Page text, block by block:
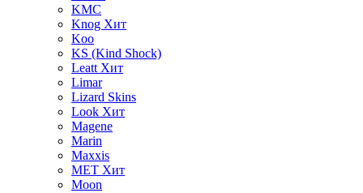
KMC
Knog Хит
Koo
KS (Kind Shock)
Leatt Хит
Limar
Lizard Skins
Look Хит
Magene
Marin
Maxxis
MET Хит
Moon